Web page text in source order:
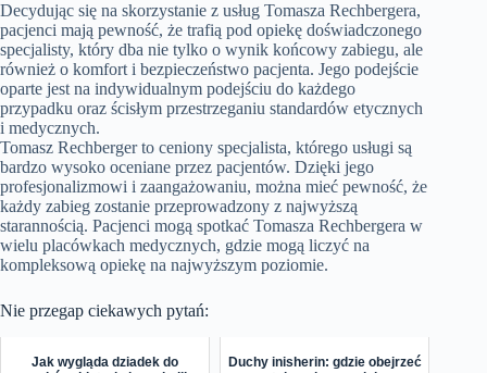
Decydując się na skorzystanie z usług Tomasza Rechbergera,
pacjenci mają pewność, że trafią pod opiekę doświadczonego
specjalisty, który dba nie tylko o wynik końcowy zabiegu, ale
również o komfort i bezpieczeństwo pacjenta. Jego podejście
oparte jest na indywidualnym podejściu do każdego
przypadku oraz ścisłym przestrzeganiu standardów etycznych
i medycznych.
Tomasz Rechberger to ceniony specjalista, którego usługi są
bardzo wysoko oceniane przez pacjentów. Dzięki jego
profesjonalizmowi i zaangażowaniu, można mieć pewność, że
każdy zabieg zostanie przeprowadzony z najwyższą
starannością. Pacjenci mogą spotkać Tomasza Rechbergera w
wielu placówkach medycznych, gdzie mogą liczyć na
kompleksową opiekę na najwyższym poziomie.
Nie przegap ciekawych pytań:
Jak wygląda dziadek do
Duchy inisherin: gdzie obejrzeć